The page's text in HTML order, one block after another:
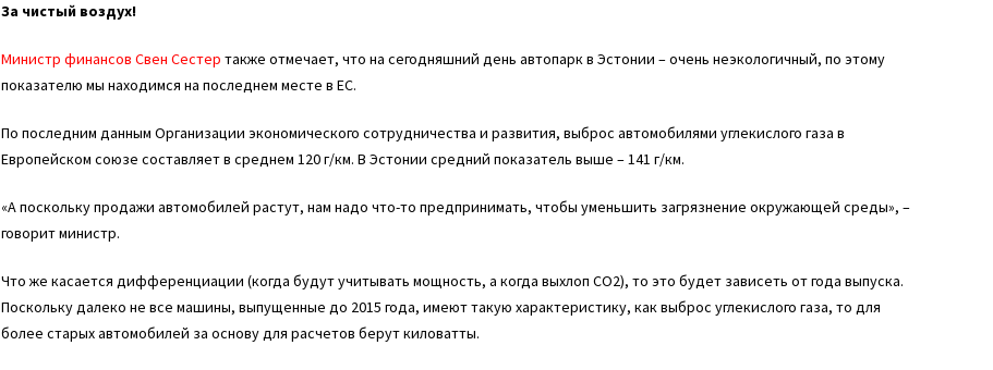
За чистый воздух!
Министр финансов Свен Сестер также отмечает, что на сегодняшний день автопарк в Эстонии – очень неэкологичный, по этому
показателю мы находимся на последнем месте в ЕС.
По последним данным Организации экономического сотрудничества и развития, выброс автомобилями углекислого газа в
Европейском союзе составляет в среднем 120 г/км. В Эстонии средний показатель выше – 141 г/км.
«А поскольку продажи автомобилей растут, нам надо что-то предпринимать, чтобы уменьшить загрязнение окружающей среды», –
говорит министр.
Что же касается дифференциации (когда будут учитывать мощность, а когда выхлоп СО2), то это будет зависеть от года выпуска.
Поскольку далеко не все машины, выпущенные до 2015 года, имеют такую характеристику, как выброс углекислого газа, то для
более старых автомобилей за основу для расчетов берут киловатты.